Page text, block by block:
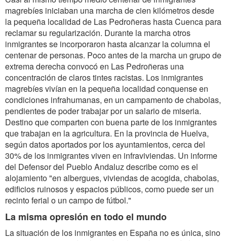
magrebíes iniciaban una marcha de cien kilómetros desde
la pequeña localidad de Las Pedroñeras hasta Cuenca para
reclamar su regularización. Durante la marcha otros
inmigrantes se incorporaron hasta alcanzar la columna el
centenar de personas. Poco antes de la marcha un grupo de
extrema derecha convocó en Las Pedroñeras una
concentración de claros tintes racistas. Los inmigrantes
magrebíes vivían en la pequeña localidad conquense en
condiciones infrahumanas, en un campamento de chabolas,
pendientes de poder trabajar por un salario de miseria.
Destino que comparten con buena parte de los inmigrantes
que trabajan en la agricultura. En la provincia de Huelva,
según datos aportados por los ayuntamientos, cerca del
30% de los inmigrantes viven en infraviviendas. Un informe
del Defensor del Pueblo Andaluz describe como es el
alojamiento "en albergues, viviendas de acogida, chabolas,
edificios ruinosos y espacios públicos, como puede ser un
recinto ferial o un campo de fútbol."
La misma opresión en todo el mundo
La situación de los inmigrantes en España no es única, sino